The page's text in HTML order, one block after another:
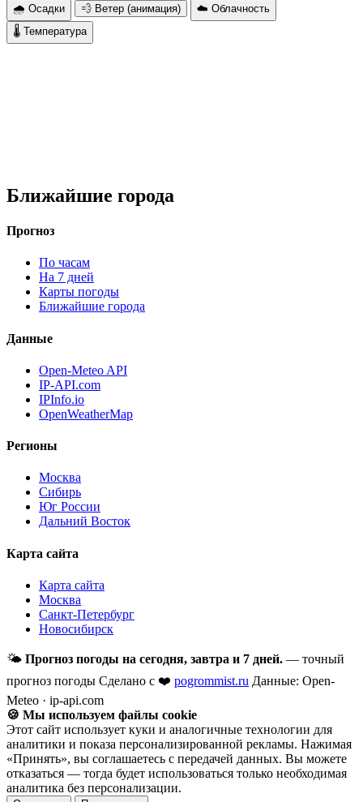
🌧 Осадки 💨 Ветер (анимация)
☁️ Облачность
🌡 Температура
Ближайшие города
Прогноз
По часам
На 7 дней
Карты погоды
Ближайшие города
Данные
Open-Meteo API
IP-API.com
IPInfo.io
OpenWeatherMap
Регионы
Москва
Сибирь
Юг России
Дальний Восток
Карта сайта
Карта сайта
Москва
Санкт-Петербург
Новосибирск
🌤 Прогноз погоды на сегодня, завтра и 7 дней. — точный
прогноз погоды Сделано с ❤️ pogrommist.ru Данные: Open-
Meteo · ip-api.com
🍪 Мы используем файлы cookie
Этот сайт использует куки и аналогичные технологии для
аналитики и показа персонализированной рекламы. Нажимая
«Принять», вы соглашаетесь с передачей данных. Вы можете
отказаться — тогда будет использоваться только необходимая
аналитика без персонализации.